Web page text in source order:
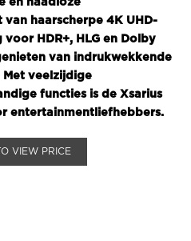
haarscherpe 4K UHD-
HDR+, HLG en Dolby
van indrukwekkende
veelzijdige
functies is de Xsarius
entertainmentliefhebbers.
VIEW PRICE